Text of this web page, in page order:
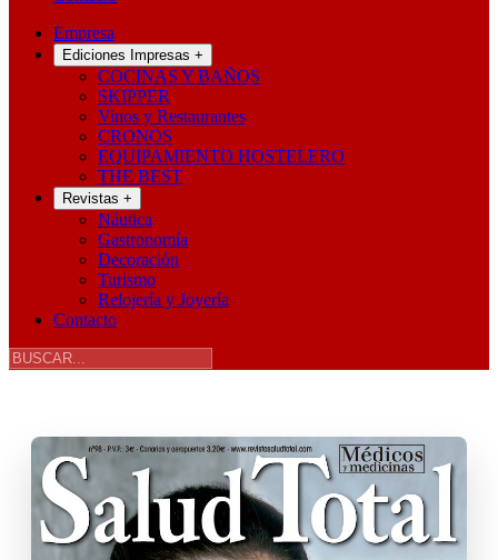
Empresa
Ediciones Impresas +
COCINAS Y BAÑOS
SKIPPER
Vinos y Restaurantes
CRONOS
EQUIPAMIENTO HOSTELERO
THE BEST
Revistas +
Náutica
Gastronomía
Decoración
Turismo
Relojería y Joyería
Contacto